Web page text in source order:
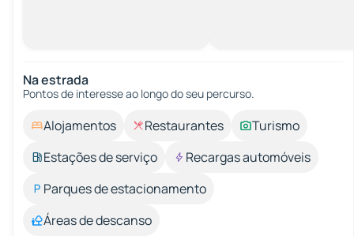
Na estrada
Pontos de interesse ao longo do seu percurso.
Alojamentos Restaurantes
Turismo
Estações de serviço
Recargas automóveis
Parques de estacionamento
Áreas de descanso